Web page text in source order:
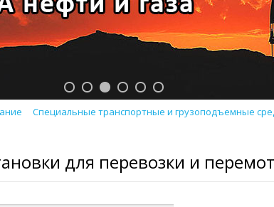
Специальные транспортные и грузоподъемные
для перевозки и